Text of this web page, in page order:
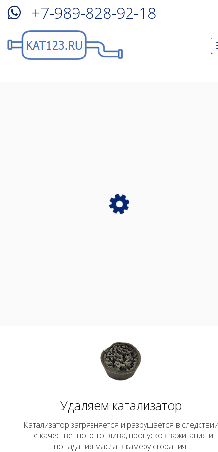
+7-989-828-92-18
Удаляем катализатор
Катализатор загрязняется и разрушается в следствии
не качественного топлива, пропусков зажигания и
попадания масла в камеру сгорания.